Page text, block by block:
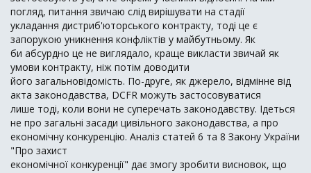
погляд, питання звичаю слід вирішувати на стадії
укладання дистриб'юторського контракту, тоді це є
запорукою уникнення конфліктів у майбутньому. Як
би абсурдно це не виглядало, краще викласти звичай як
умови контракту, ніж потім доводити
його загальновідомість. По-друге, як джерело, відмінне від
акта законодавства, DCFR можуть застосовуватися
лише тоді, коли вони не суперечать законодавству. Ідеться
не про загальні засади цивільного законодавства, а про
економічну конкуренцію. Аналіз статей 6 та 8 Закону України
"Про захист
економічної конкуренції" дає змогу зробити висновок, що